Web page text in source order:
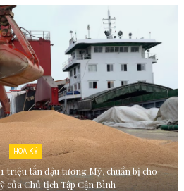
HOA KỲ
triệu tấn đậu tương Mỹ, chuẩn bị cho
của Chủ tịch Tập Cận Bình